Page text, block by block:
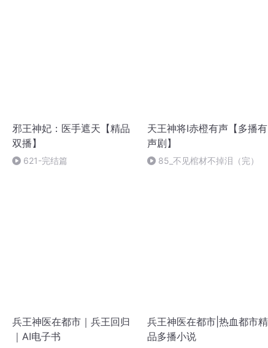
邪王神妃：医手遮天【精品
双播】
621-完结篇
天王神将I赤橙有声【多播有
声剧】
85_不见棺材不掉泪（完）
兵王神医在都市｜兵王回归
｜AI电子书
兵王神医在都市|热血都市精
品多播小说